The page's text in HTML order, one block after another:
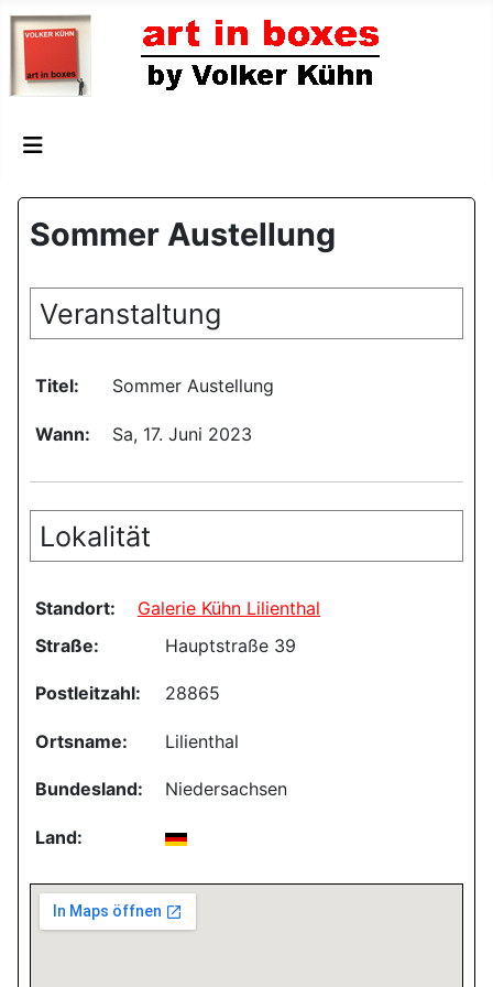
Sommer Austellung
Veranstaltung
Titel: Sommer Austellung
Wann: Sa, 17. Juni 2023
Lokalität
Standort:
Galerie Kühn Lilienthal
Straße:
Hauptstraße 39
Postleitzahl: 28865
Ortsname: Lilienthal
Bundesland: Niedersachsen
Land: